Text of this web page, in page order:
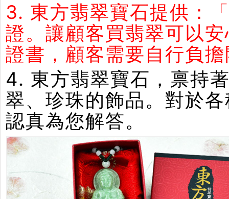
3. 東方翡翠寶石提供：
證。讓顧客買翡翠可以
證書，顧客需要自行負
4. 東方翡翠寶石，禀持
翠、珍珠的飾品。對於
認真為您解答。